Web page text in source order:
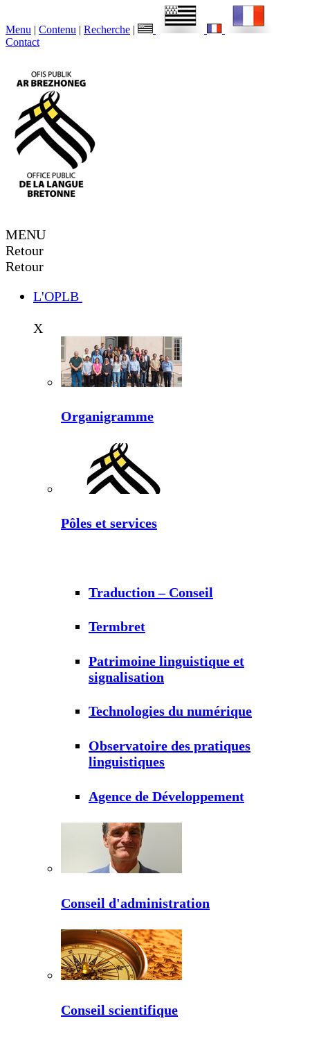
Menu | Contenu | Recherche |
Contact
MENU
Retour
Retour
L'OPLB
X
Organigramme
Pôles et services
Traduction – Conseil
Termbret
Patrimoine linguistique et
signalisation
Technologies du numérique
Observatoire des pratiques
linguistiques
Agence de Développement
Conseil d'administration
Conseil scientifique